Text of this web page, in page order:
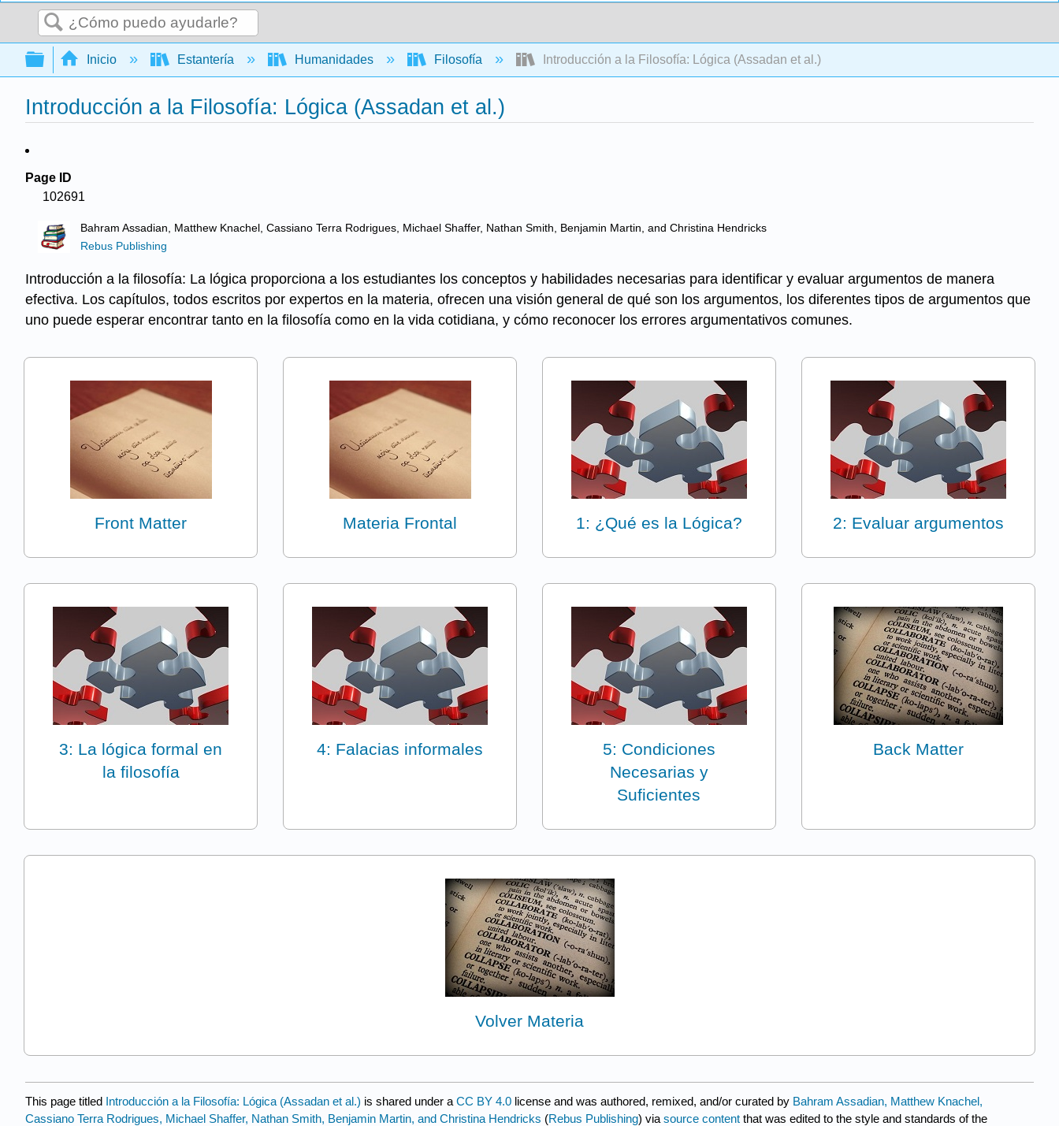
Buscar
Expandir/contraer jerarquía global
Inicio Estantería Humanidades Filosofía Introducción a la Filosofía: Lógica (Assadan et al.)
Introducción a la Filosofía: Lógica (Assadan et al.)
Page ID
102691
Bahram Assadian, Matthew Knachel, Cassiano Terra Rodrigues, Michael Shaffer, Nathan Smith, Benjamin Martin, and Christina Hendricks
Rebus Publishing
Introducción a la filosofía: La lógica proporciona a los estudiantes los conceptos y habilidades necesarias para identificar y evaluar argumentos de manera
efectiva. Los capítulos, todos escritos por expertos en la materia, ofrecen una visión general de qué son los argumentos, los diferentes tipos de argumentos que
uno puede esperar encontrar tanto en la filosofía como en la vida cotidiana, y cómo reconocer los errores argumentativos comunes.
Front Matter Materia Frontal 1: ¿Qué es la Lógica? 2: Evaluar argumentos
3: La lógica formal en
la filosofía
4: Falacias informales
5: Condiciones
Necesarias y
Suficientes
Back Matter
Volver Materia
This page titled Introducción a la Filosofía: Lógica (Assadan et al.) is shared under a CC BY 4.0 license and was authored, remixed, and/or curated by Bahram Assadian, Matthew Knachel,
Cassiano Terra Rodrigues, Michael Shaffer, Nathan Smith, Benjamin Martin, and Christina Hendricks (Rebus Publishing) via source content that was edited to the style and standards of the